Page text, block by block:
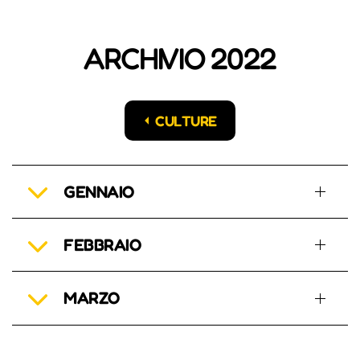
ARCHIVIO 2022
CULTURE
GENNAIO
FEBBRAIO
MARZO